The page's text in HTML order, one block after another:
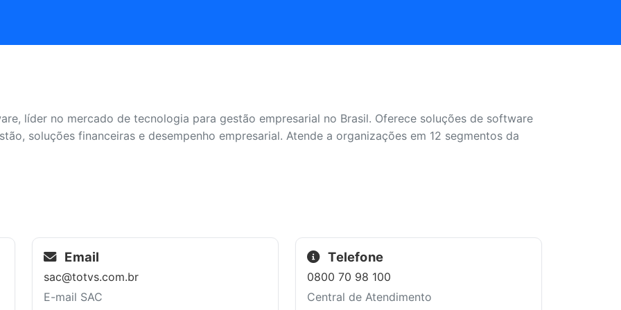
líder no mercado de tecnologia para gestão empresarial no Brasil. Oferece soluções de software
soluções financeiras e desempenho empresarial. Atende a organizações em 12 segmentos da
Email
sac@totvs.com.br
E-mail SAC
Telefone
0800 70 98 100
Central de Atendimento